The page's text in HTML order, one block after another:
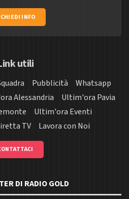
INFO
utili
Pubblicità
Whatsapp
Alessandria
Ultim'ora Pavia
Ultim'ora Eventi
TV Lavora con Noi
DI RADIO GOLD